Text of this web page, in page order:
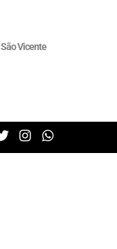
São Vicente